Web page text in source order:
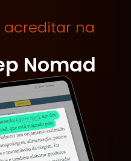
acreditar na
Nomad